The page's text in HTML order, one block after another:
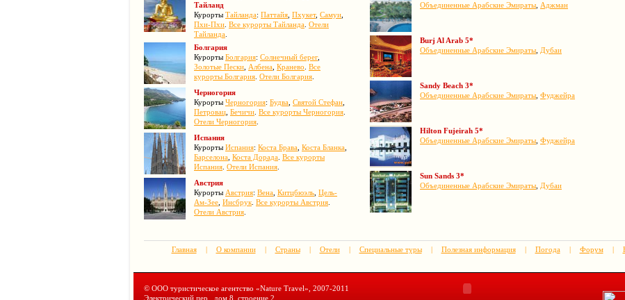
Тайланд
Курорты Тайланда: Паттайя Пхукет, Самуи
Пхи-Пхи Все курорты Тайланда Отели
Тайланда
Болгария
Курорты Болгария: Солнечный берег,
Золотые Пески Албена Кранево Все
курорты Болгария Отели Болгария
Черногория
Курорты Черногория: Будва Святой Стефан
Петровац Бечичи Все курорты Черногория
Отели Черногория
Испания
Курорты Испания: Коста Брава Коста Бланка
Барселона Коста Дорада Все курорты
Испания Отели Испания
Австрия
Курорты Австрия: Вена Китцбюэль Цель-
Ам-Зее Инсбрук Все курорты Австрия
Отели Австрия
Объединенные Арабские Эмираты Аджман
Burj Al Arab 5*
Объединенные Арабские Эмираты Дубаи
Sandy Beach 3*
Объединенные Арабские Эмираты Фуджейра
Hilton Fujeirah 5*
Объединенные Арабские Эмираты Фуджейра
Sun Sands 3*
Объединенные Арабские Эмираты Дубаи
Главная | О компании | Страны | Отели | Специальные туры | Полезная информация | Погода | Форум |
© ООО туристическое агентство «Nature Travel», 2007-2011
Электрический пер., дом 8, строение 2